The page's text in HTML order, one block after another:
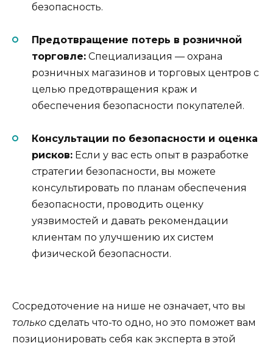
безопасность.
Предотвращение потерь в розничной
торговле: Специализация — охрана
розничных магазинов и торговых центров с
целью предотвращения краж и
обеспечения безопасности покупателей.
Консультации по безопасности и оценка
рисков: Если у вас есть опыт в разработке
стратегии безопасности, вы можете
консультировать по планам обеспечения
безопасности, проводить оценку
уязвимостей и давать рекомендации
клиентам по улучшению их систем
физической безопасности.
Сосредоточение на нише не означает, что вы
только сделать что-то одно, но это поможет вам
позиционировать себя как эксперта в этой